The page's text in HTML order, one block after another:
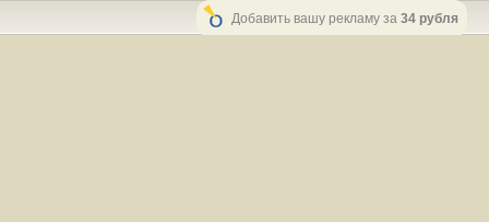
Добавить вашу рекламу за 34 рубля